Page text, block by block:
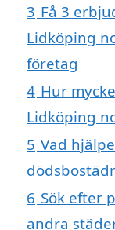
3 Få 3
Lidköping
företag
4 Hur
Lidköping
5 Vad
6 Sök efter
andra